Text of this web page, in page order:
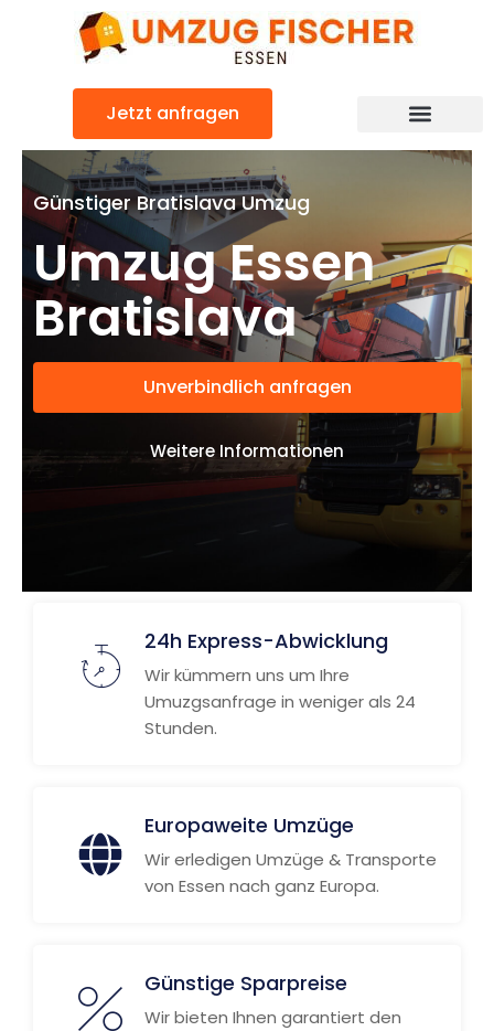
Jetzt anfragen
Günstiger Bratislava Umzug
Umzug Essen
Bratislava
Unverbindlich anfragen
Weitere Informationen
24h Express-Abwicklung
Wir kümmern uns um Ihre
Umuzgsanfrage in weniger als 24
Stunden.
Europaweite Umzüge
Wir erledigen Umzüge & Transporte
von Essen nach ganz Europa.
Günstige Sparpreise
Wir bieten Ihnen garantiert den